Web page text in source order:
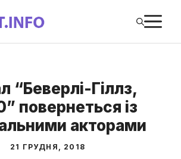
“Беверлі-Гіллз,
повернеться із
акторами
21 ГРУДНЯ, 2018